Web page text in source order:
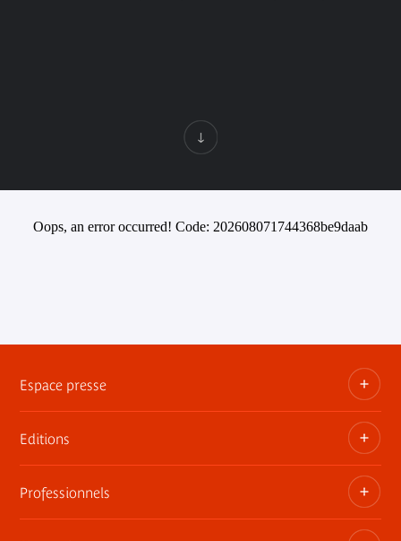
Oops, an error occurred! Code: 202608071744368be9daab
Espace presse
Dossiers, communiqués, bandes annonces
Contact presse
Editions
Les publications du musée
Professionnels